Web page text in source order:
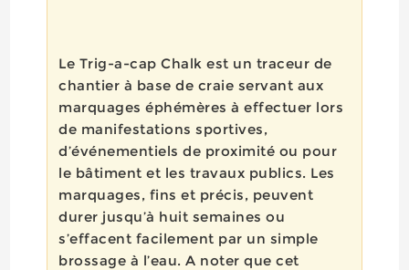
Le Trig-a-cap Chalk est un traceur de
chantier à base de craie servant aux
marquages éphémères à effectuer lors
de manifestations sportives,
d’événementiels de proximité ou pour
le bâtiment et les travaux publics. Les
marquages, fins et précis, peuvent
durer jusqu’à huit semaines ou
s’effacent facilement par un simple
brossage à l’eau. A noter que cet